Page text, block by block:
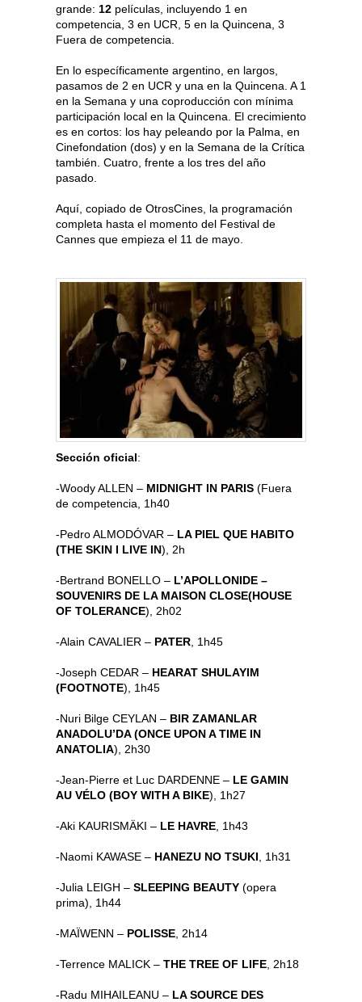
grande: 12 películas, incluyendo 1 en
competencia, 3 en UCR, 5 en la Quincena, 3
Fuera de competencia.
En lo específicamente argentino, en largos,
pasamos de 2 en UCR y una en la Quincena. A 1
en la Semana y una coproducción con mínima
participación local en la Quincena. El crecimiento
es en cortos: los hay peleando por la Palma, en
Cinefondation (dos) y en la Semana de la Crítica
también. Cuatro, frente a los tres del año
pasado.
Aquí, copiado de OtrosCines, la programación
completa hasta el momento del Festival de
Cannes que empieza el 11 de mayo.
Sección oficial:
-Woody ALLEN – MIDNIGHT IN PARIS (Fuera
de competencia, 1h40
-Pedro ALMODÓVAR – LA PIEL QUE HABITO
(THE SKIN I LIVE IN), 2h
-Bertrand BONELLO – L’APOLLONIDE –
SOUVENIRS DE LA MAISON CLOSE(HOUSE
OF TOLERANCE), 2h02
-Alain CAVALIER – PATER , 1h45
-Joseph CEDAR – HEARAT SHULAYIM
(FOOTNOTE), 1h45
-Nuri Bilge CEYLAN – BIR ZAMANLAR
ANADOLU’DA (ONCE UPON A TIME IN
ANATOLIA), 2h30
-Jean-Pierre et Luc DARDENNE – LE GAMIN
AU VÉLO (BOY WITH A BIKE), 1h27
-Aki KAURISMÄKI – LE HAVRE , 1h43
-Naomi KAWASE – HANEZU NO TSUKI , 1h31
-Julia LEIGH – SLEEPING BEAUTY (opera
prima), 1h44
-MAÏWENN – POLISSE , 2h14
-Terrence MALICK – THE TREE OF LIFE , 2h18
-Radu MIHAILEANU – LA SOURCE DES